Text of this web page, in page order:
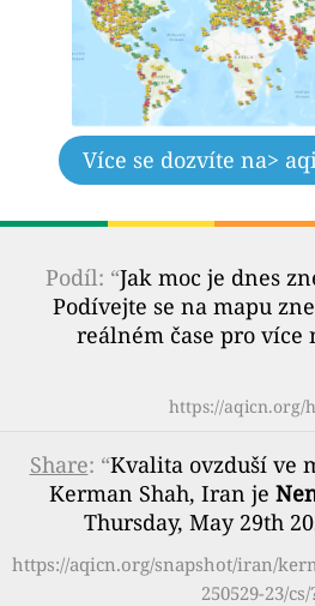
Více se dozvíte na>
Podíl: “Jak moc je dnes
Podívejte se na mapu
reálném čase pro více
https://aqicn.org/
Share: “Kvalita ovzduší ve
Kerman Shah, Iran je
Thursday, May 29th
https://aqicn.org/snapshot/iran/
250529-23/cs/